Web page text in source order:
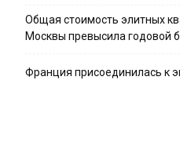
Общая стоимость элитных
Москвы превысила годовой
Франция присоединилась к